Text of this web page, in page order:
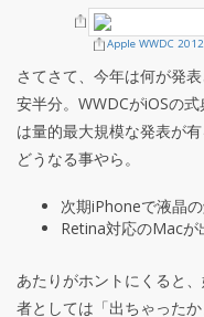
Apple WWDC
さてさて、今年は何が発
安半分。WWDCがiOSの
は量的最大規模な発表が
どうなる事やら。
次期iPhoneで液晶
Retina対応のMacが
あたりがホントにくると
者としては「出ちゃった